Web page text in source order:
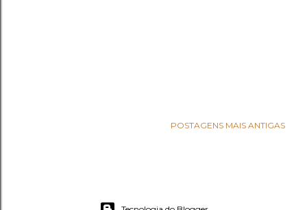
POSTAGENS MAIS ANTIGAS